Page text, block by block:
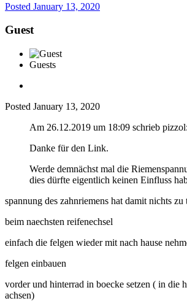
Posted January 13, 2020
Guest
Guests
Posted January 13, 2020
Am 26.12.2019 um 18:09 schrieb pizzol:
Danke für den Link.
Werde demnächst mal die
dies dürfte eigentlich keinen Einfluss
spannung des zahnriemens hat damit nichts zu
beim naechsten reifenechsel
einfach die felgen wieder mit nach hause
felgen einbauen
vorder und hinterrad in boecke setzen ( in die
achsen)